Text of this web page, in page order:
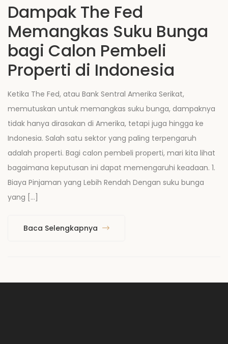
Dampak The Fed
Memangkas Suku Bunga
bagi Calon Pembeli
Properti di Indonesia
Ketika The Fed, atau Bank Sentral Amerika Serikat,
memutuskan untuk memangkas suku bunga, dampaknya
tidak hanya dirasakan di Amerika, tetapi juga hingga ke
Indonesia. Salah satu sektor yang paling terpengaruh
adalah properti. Bagi calon pembeli properti, mari kita lihat
bagaimana keputusan ini dapat memengaruhi keadaan. 1.
Biaya Pinjaman yang Lebih Rendah Dengan suku bunga
yang […]
Baca Selengkapnya